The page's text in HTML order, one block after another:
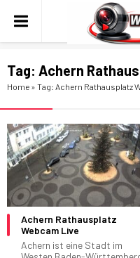
Tag: Achern
Home » Tag: Achern Rathausplatz
Achern Rathausplatz
Webcam Live
Achern ist eine Stadt im